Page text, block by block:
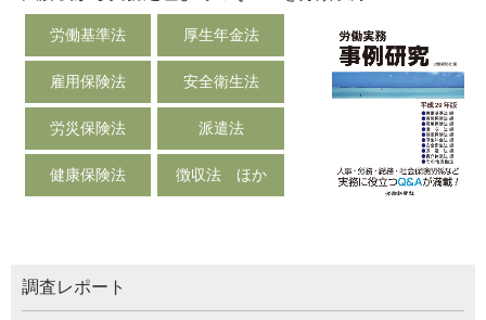
労働基準法 厚生年金法
雇用保険法 安全衛生法
労災保険法 派遣法
健康保険法 徴収法 ほか
調査レポート